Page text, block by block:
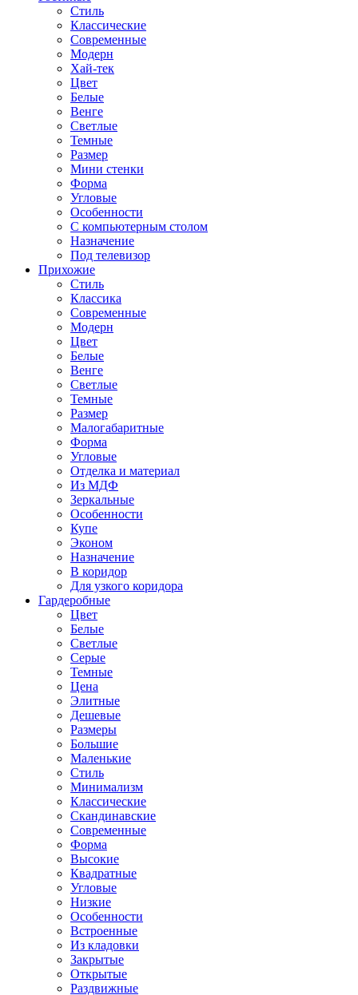
Стиль
Классические
Современные
Модерн
Хай-тек
Цвет
Белые
Венге
Светлые
Темные
Размер
Мини стенки
Форма
Угловые
Особенности
С компьютерным столом
Назначение
Под телевизор
Прихожие
Стиль
Классика
Современные
Модерн
Цвет
Белые
Венге
Светлые
Темные
Размер
Малогабаритные
Форма
Угловые
Отделка и материал
Из МДФ
Зеркальные
Особенности
Купе
Эконом
Назначение
В коридор
Для узкого коридора
Гардеробные
Цвет
Белые
Светлые
Серые
Темные
Цена
Элитные
Дешевые
Размеры
Большие
Маленькие
Стиль
Минимализм
Классические
Скандинавские
Современные
Форма
Высокие
Квадратные
Угловые
Низкие
Особенности
Встроенные
Из кладовки
Закрытые
Открытые
Раздвижные